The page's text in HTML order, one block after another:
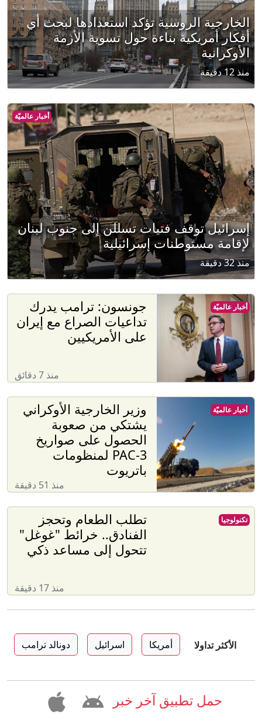
الخارجية الروسية تؤكد استعدادها لبحث أي
أفكار أمريكية بناءة حول تسوية الأزمة
الأوكرانية
منذ 12 دقيقة
أخبار عالميّة
إسرائيل توقف فتيات تسللن إلى جنوب لبنان
لإقامة مستوطنات إسرائيلية
منذ 32 دقيقة
جونسون: ترامب يدرك
تداعيات الصراع مع إيران
على الأمريكيين
منذ 7 دقائق
أخبار عالميّة
وزير الخارجية الأوكراني
يشتكي من صعوبة
الحصول على صواريخ
PAC-3 لمنظومات
باتريوت
منذ 51 دقيقة
أخبار عالميّة
تطلب الطعام وتحجز
الفنادق.. خرائط "غوغل"
تتحول إلى مساعد ذكي
منذ 17 دقيقة
تكنولوجيا
الأكثر تداولا أمريكا اسرائيل دونالد ترامب
حمل تطبيق آخر خبر